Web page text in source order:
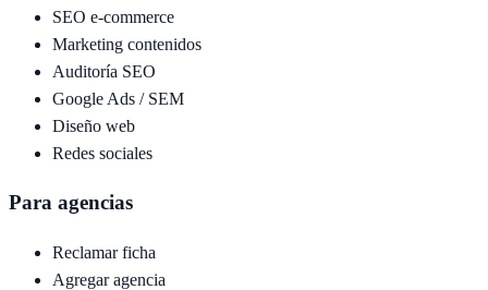
SEO e-commerce
Marketing contenidos
Auditoría SEO
Google Ads / SEM
Diseño web
Redes sociales
Para agencias
Reclamar ficha
Agregar agencia